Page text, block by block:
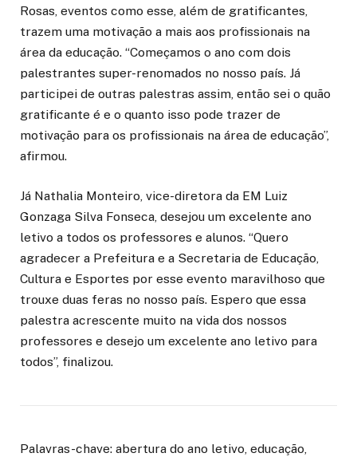
Rosas, eventos como esse, além de gratificantes,
trazem uma motivação a mais aos profissionais na
área da educação. “Começamos o ano com dois
palestrantes super-renomados no nosso país. Já
participei de outras palestras assim, então sei o quão
gratificante é e o quanto isso pode trazer de
motivação para os profissionais na área de educação”,
afirmou.
Já Nathalia Monteiro, vice-diretora da EM Luiz
Gonzaga Silva Fonseca, desejou um excelente ano
letivo a todos os professores e alunos. “Quero
agradecer a Prefeitura e a Secretaria de Educação,
Cultura e Esportes por esse evento maravilhoso que
trouxe duas feras no nosso país. Espero que essa
palestra acrescente muito na vida dos nossos
professores e desejo um excelente ano letivo para
todos”, finalizou.
Palavras-chave: abertura do ano letivo, educação,